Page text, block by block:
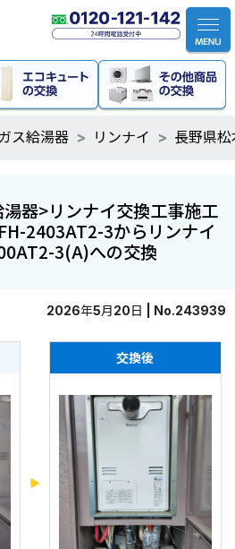
ガス給湯器 リンナイ 長野県
器>リンナイ交換工事施工
2403AT2-3からリンナイ
3(A)への交換
2026年5月20日 | No.243939
交換後